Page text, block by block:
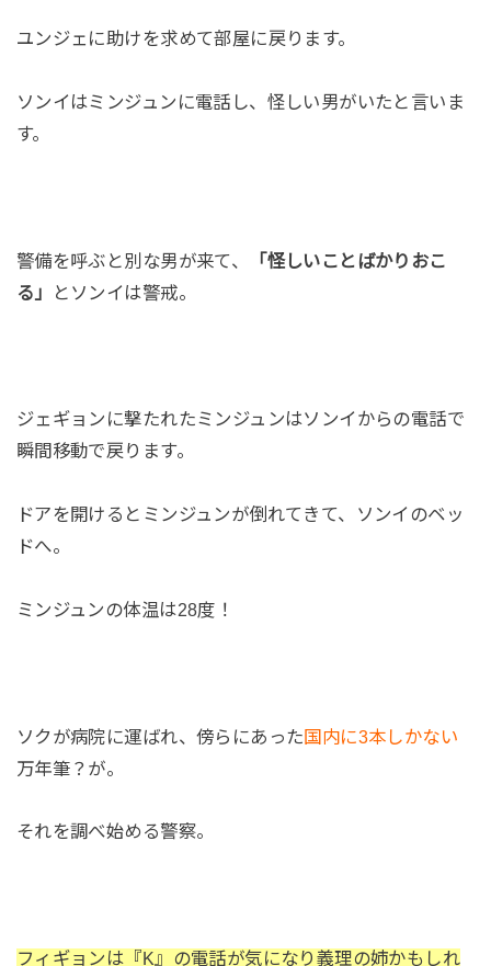
ユンジェに助けを求めて部屋に戻ります。
ソンイはミンジュンに電話し、怪しい男がいたと言いま
す。
警備を呼ぶと別な男が来て、
「怪しいことばかりおこ
る」
とソンイは警戒。
ジェギョンに撃たれたミンジュンはソンイからの電話で
瞬間移動で戻ります。
ドアを開けるとミンジュンが倒れてきて、ソンイのベッ
ドへ。
ミンジュンの体温は28度！
ソクが病院に運ばれ、傍らにあった国内に3本しかない
万年筆？が。
それを調べ始める警察。
フィギョンは『K』の電話が気になり義理の姉かもしれ